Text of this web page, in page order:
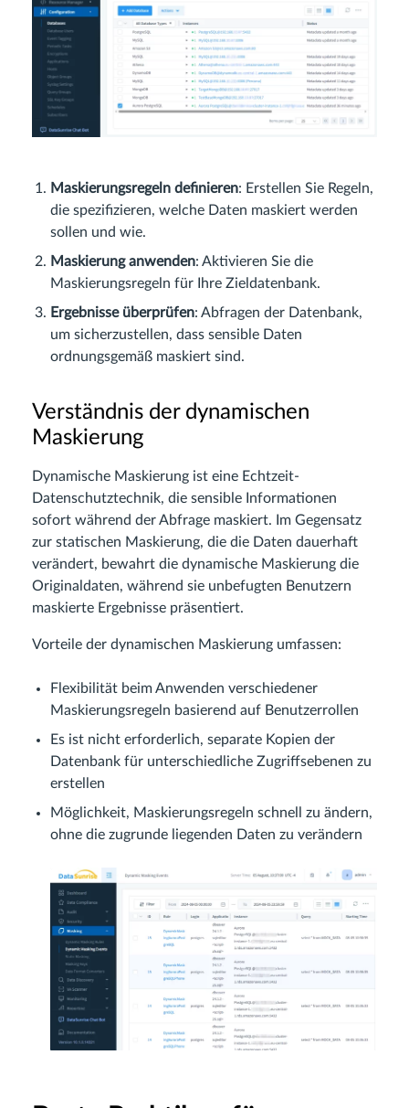
Maskierungsregeln definieren: Erstellen Sie Regeln,
die spezifizieren, welche Daten maskiert werden
sollen und wie.
Maskierung anwenden: Aktivieren Sie die
Maskierungsregeln für Ihre Zieldatenbank.
Ergebnisse überprüfen: Abfragen der Datenbank,
um sicherzustellen, dass sensible Daten
ordnungsgemäß maskiert sind.
Verständnis der dynamischen
Maskierung
Dynamische Maskierung ist eine Echtzeit-
Datenschutztechnik, die sensible Informationen
sofort während der Abfrage maskiert. Im Gegensatz
zur statischen Maskierung, die die Daten dauerhaft
verändert, bewahrt die dynamische Maskierung die
Originaldaten, während sie unbefugten Benutzern
maskierte Ergebnisse präsentiert.
Vorteile der dynamischen Maskierung umfassen:
Flexibilität beim Anwenden verschiedener
Maskierungsregeln basierend auf Benutzerrollen
Es ist nicht erforderlich, separate Kopien der
Datenbank für unterschiedliche Zugriffsebenen zu
erstellen
Möglichkeit, Maskierungsregeln schnell zu ändern,
ohne die zugrunde liegenden Daten zu verändern